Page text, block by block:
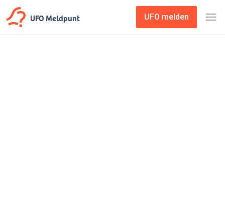
UFO Meldpunt UFO melden